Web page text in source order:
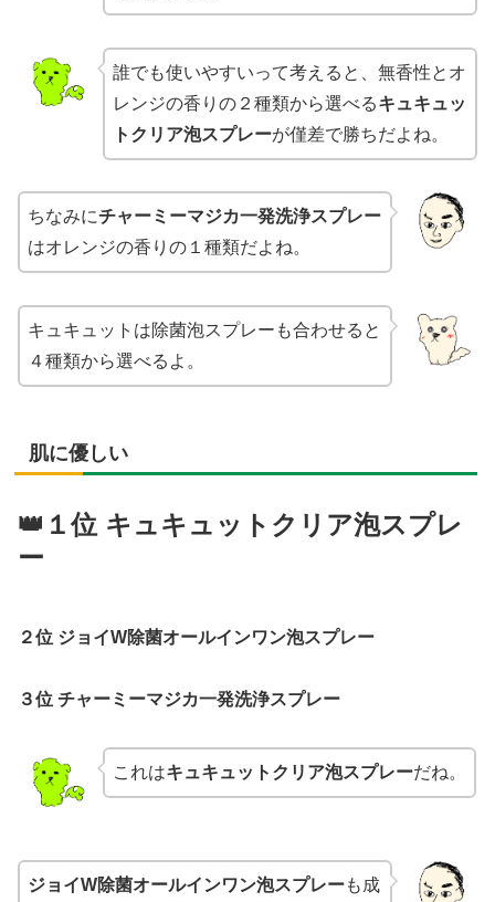
誰でも使いやすいって考えると、無香性とオ
レンジの香りの２種類から選べるキュキュッ
トクリア泡スプレーが僅差で勝ちだよね。
ちなみにチャーミーマジカ一発洗浄スプレー
はオレンジの香りの１種類だよね。
キュキュットは除菌泡スプレーも合わせると
４種類から選べるよ。
肌に優しい
👑１位 キュキュットクリア泡スプレ
ー
２位 ジョイW除菌オールインワン泡スプレー
３位 チャーミーマジカ一発洗浄スプレー
これはキュキュットクリア泡スプレーだね。
ジョイW除菌オールインワン泡スプレーも成